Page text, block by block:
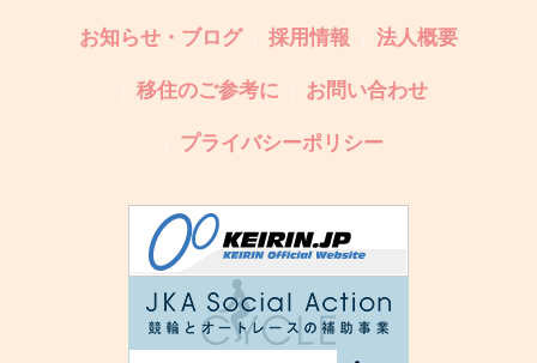
お知らせ・ブログ 採用情報
法人概要
移住のご参考に
お問い合わせ
プライバシーポリシー